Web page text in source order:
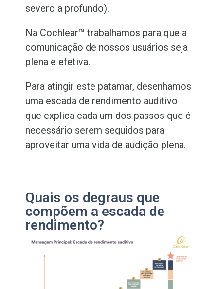
severo a profundo).
Na Cochlear™ trabalhamos para que a
comunicação de nossos usuários seja
plena e efetiva.
Para atingir este patamar, desenhamos
uma escada de rendimento auditivo
que explica cada um dos passos que é
necessário serem seguidos para
aproveitar uma vida de audição plena.
Quais os degraus que
compõem a escada de
rendimento?